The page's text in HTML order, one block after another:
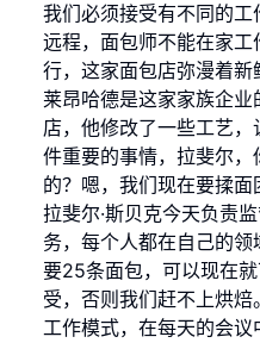
我们必须接受有不同的
远程，面包师不能在家
行，这家面包店弥漫着新
莱昂哈德是这家家族企
店，他修改了一些工艺
件重要的事情，拉斐尔
的？嗯，我们现在要揉
拉斐尔·斯贝克今天负责
务，每个人都在自己的
要25条面包，可以现在
受，否则我们赶不上烘
工作模式，在每天的会